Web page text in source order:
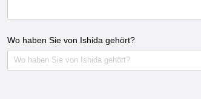
Wo haben Sie von Ishida gehört?